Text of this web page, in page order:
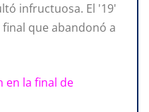
infructuosa. El '19'
que abandonó a
de